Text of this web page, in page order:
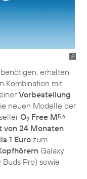
erhalten
Kombination mit
Vorbestellung
neuen Modelle der
O2 Free M5,6
von 24 Monaten
1 Eurozum
Galaxy
Buds Pro) sowie